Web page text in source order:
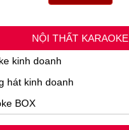
NỘI THẤT KARAOKE
kinh doanh
hát kinh doanh
BOX